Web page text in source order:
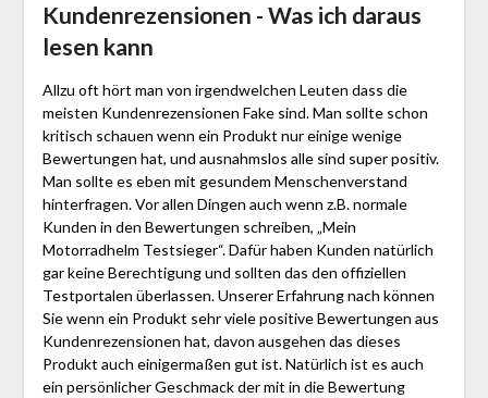
Kundenrezensionen - Was ich daraus
lesen kann
Allzu oft hört man von irgendwelchen Leuten dass die
meisten Kundenrezensionen Fake sind. Man sollte schon
kritisch schauen wenn ein Produkt nur einige wenige
Bewertungen hat, und ausnahmslos alle sind super positiv.
Man sollte es eben mit gesundem Menschenverstand
hinterfragen. Vor allen Dingen auch wenn z.B. normale
Kunden in den Bewertungen schreiben, „Mein
Motorradhelm Testsieger“. Dafür haben Kunden natürlich
gar keine Berechtigung und sollten das den offiziellen
Testportalen überlassen. Unserer Erfahrung nach können
Sie wenn ein Produkt sehr viele positive Bewertungen aus
Kundenrezensionen hat, davon ausgehen das dieses
Produkt auch einigermaßen gut ist. Natürlich ist es auch
ein persönlicher Geschmack der mit in die Bewertung